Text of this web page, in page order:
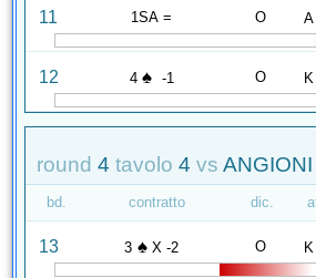
11 1SA = O A
12 4 ♠ -1 O K
round 4 tavolo 4 vs
bd. contratto dic.
13 3 ♠ X -2 O K